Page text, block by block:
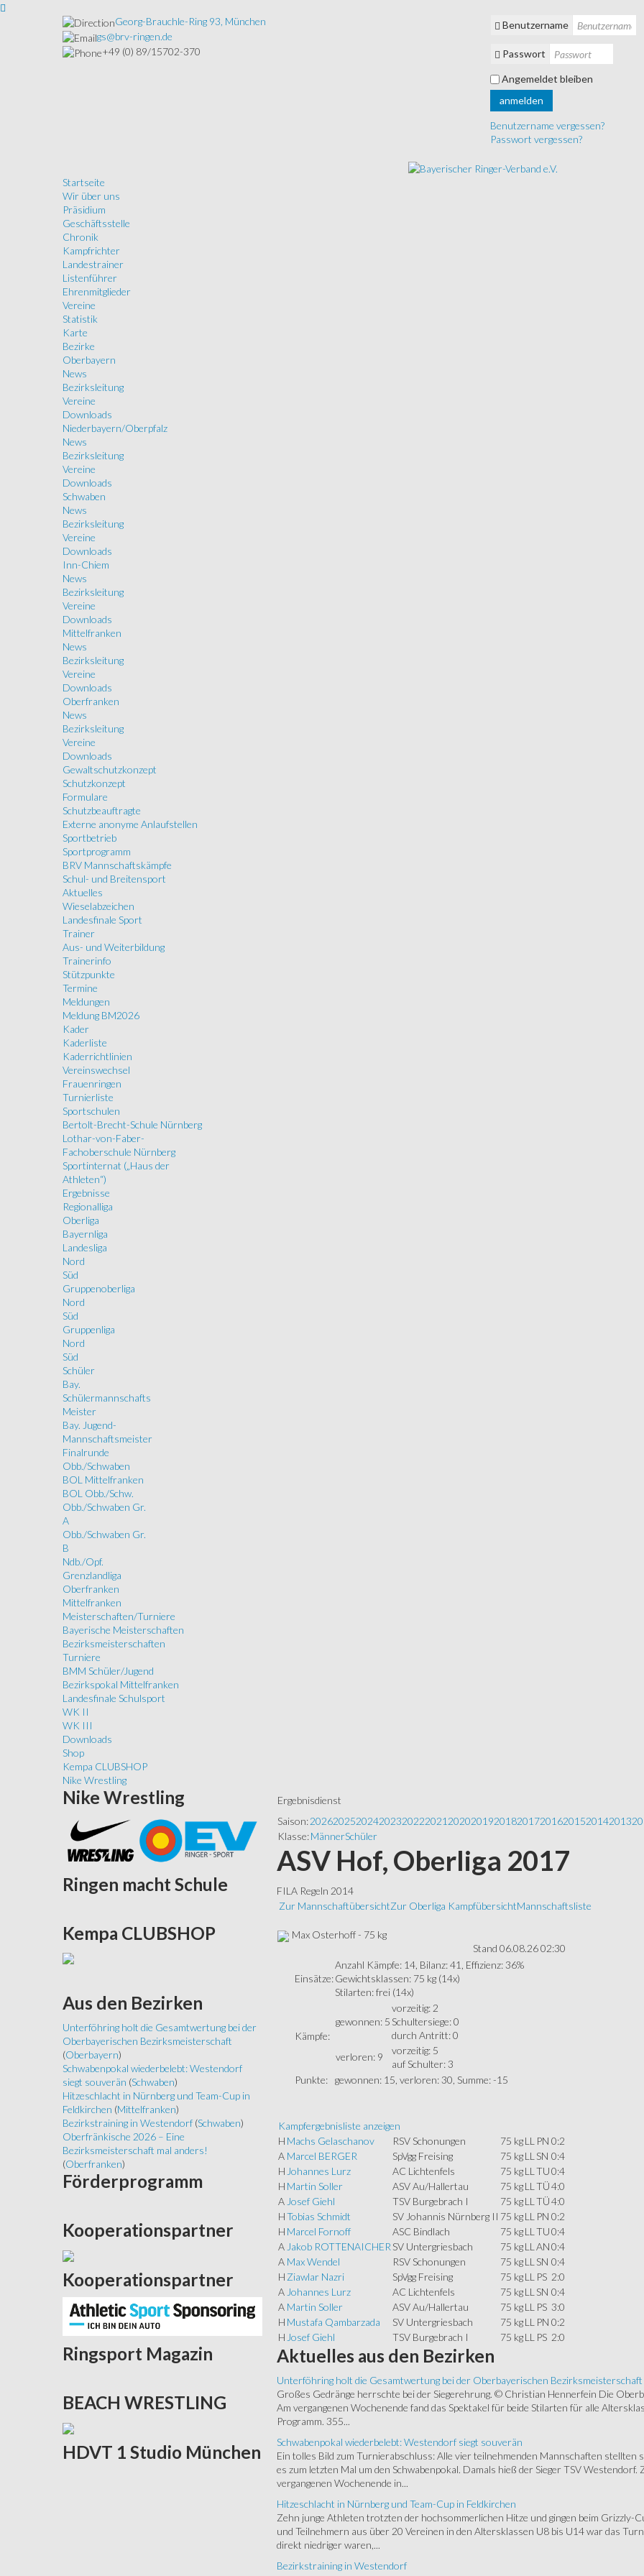
Georg-Brauchle-Ring 93, München
gs@brv-ringen.de
+49 (0) 89/15702-370
Benutzername
Passwort
Angemeldet bleiben
anmelden
Benutzername vergessen?
Passwort vergessen?
Startseite
Wir über uns
Präsidium
Geschäftsstelle
Chronik
Kampfrichter
Landestrainer
Listenführer
Ehrenmitglieder
Vereine
Statistik
Karte
Bezirke
Oberbayern
News
Bezirksleitung
Vereine
Downloads
Niederbayern/Oberpfalz
News
Bezirksleitung
Vereine
Downloads
Schwaben
News
Bezirksleitung
Vereine
Downloads
Inn-Chiem
News
Bezirksleitung
Vereine
Downloads
Mittelfranken
News
Bezirksleitung
Vereine
Downloads
Oberfranken
News
Bezirksleitung
Vereine
Downloads
Gewaltschutzkonzept
Schutzkonzept
Formulare
Schutzbeauftragte
Externe anonyme Anlaufstellen
Sportbetrieb
Sportprogramm
BRV Mannschaftskämpfe
Schul- und Breitensport
Aktuelles
Wieselabzeichen
Landesfinale Sport
Trainer
Aus- und Weiterbildung
Trainerinfo
Stützpunkte
Termine
Meldungen
Meldung BM2026
Kader
Kaderliste
Kaderrichtlinien
Vereinswechsel
Frauenringen
Turnierliste
Sportschulen
Bertolt-Brecht-Schule Nürnberg
Lothar-von-Faber-
Fachoberschule Nürnberg
Sportinternat („Haus der
Athleten“)
Ergebnisse
Regionalliga
Oberliga
Bayernliga
Landesliga
Nord
Süd
Gruppenoberliga
Nord
Süd
Gruppenliga
Nord
Süd
Schüler
Bay.
Schülermannschafts
Meister
Bay. Jugend-
Mannschaftsmeister
Finalrunde
Obb./Schwaben
BOL Mittelfranken
BOL Obb./Schw.
Obb./Schwaben Gr.
A
Obb./Schwaben Gr.
B
Ndb./Opf.
Grenzlandliga
Oberfranken
Mittelfranken
Meisterschaften/Turniere
Bayerische Meisterschaften
Bezirksmeisterschaften
Turniere
BMM Schüler/Jugend
Bezirkspokal Mittelfranken
Landesfinale Schulsport
WK II
WK III
Downloads
Shop
Kempa CLUBSHOP
Nike Wrestling
Ergebnisdienst
Saison: 202620252024202320222021 20202019201820172016201520142013
Klasse: MännerSchüler
ASV Hof, Oberliga 2017
FILA Regeln 2014
Zur MannschaftübersichtZur Oberliga KampfübersichtMannschaftsliste
Max Osterhoff - 75 kg
Stand 06.08.26 02:30
Einsätze:
Anzahl Kämpfe: 14, Bilanz: 41, Effizienz: 36%
Gewichtsklassen: 75 kg (14x)
Stilarten: frei (14x)
Kämpfe:
gewonnen: 5
vorzeitig: 2
Schultersiege: 0
durch Antritt: 0
verloren: 9
vorzeitig: 5
auf Schulter: 3
Punkte:
gewonnen: 15, verloren: 30, Summe: -15
Kampfergebnisliste anzeigen
H Machs Gelaschanov RSV Schonungen 75 kg LL PN 0:2
A Marcel BERGER SpVgg Freising 75 kg LL SN 0:4
H Johannes Lurz AC Lichtenfels 75 kg LL TU0:4
H Martin Soller ASV Au/Hallertau 75 kg LL TÜ4:0
A Josef Giehl TSV Burgebrach I 75 kg LL TÜ4:0
HTobias Schmidt SV Johannis Nürnberg II 75 kg LL PN 0:2
H Marcel Fornoff ASC Bindlach 75 kg LL TU0:4
A Jakob ROTTENAICHER SV Untergriesbach 75 kg LL AN0:4
A Max Wendel RSV Schonungen 75 kg LL SN 0:4
H Ziawlar Nazri SpVgg Freising 75 kg LL PS 2:0
A Johannes Lurz AC Lichtenfels 75 kg LL SN 0:4
A Martin Soller ASV Au/Hallertau 75 kg LL PS 3:0
H Mustafa Qambarzada SV Untergriesbach 75 kg LL PN 0:2
H Josef Giehl TSV Burgebrach I 75 kg LL PS 2:0
Aktuelles aus den Bezirken
Unterföhring holt die Gesamtwertung bei der Oberbayerischen Bezirksmeisterschaft
Großes Gedränge herrschte bei der Siegerehrung. © Christian Hennerfein Die
Am vergangenen Wochenende fand das Spektakel für beide Stilarten für alle
Programm. 355...
Schwabenpokal wiederbelebt: Westendorf siegt souverän
Ein tolles Bild zum Turnierabschluss: Alle vier teilnehmenden Mannschaften stellten
es zum letzten Mal um den Schwabenpokal. Damals hieß der Sieger TSV
vergangenen Wochenende in...
Hitzeschlacht in Nürnberg und Team-Cup in Feldkirchen
Zehn junge Athleten trotzten der hochsommerlichen Hitze und gingen beim Grizzly-
und Teilnehmern aus über 20 Vereinen in den Altersklassen U8 bis U14 war das
direkt niedriger waren,...
Bezirkstraining in Westendorf
Nike Wrestling
Ringen macht Schule
Kempa CLUBSHOP
Aus den Bezirken
Unterföhring holt die Gesamtwertung bei der
Oberbayerischen Bezirksmeisterschaft
(Oberbayern)
Schwabenpokal wiederbelebt: Westendorf
siegt souverän (Schwaben)
Hitzeschlacht in Nürnberg und Team-Cup in
Feldkirchen (Mittelfranken)
Bezirkstraining in Westendorf (Schwaben)
Oberfränkische 2026 – Eine
Bezirksmeisterschaft mal anders!
(Oberfranken)
Förderprogramm
Kooperationspartner
Kooperationspartner
Ringsport Magazin
BEACH WRESTLING
HDVT 1 Studio München